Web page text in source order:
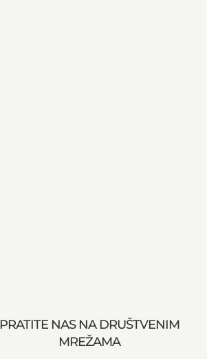
PRATITE NAS NA DRUŠTVENIM
MREŽAMA